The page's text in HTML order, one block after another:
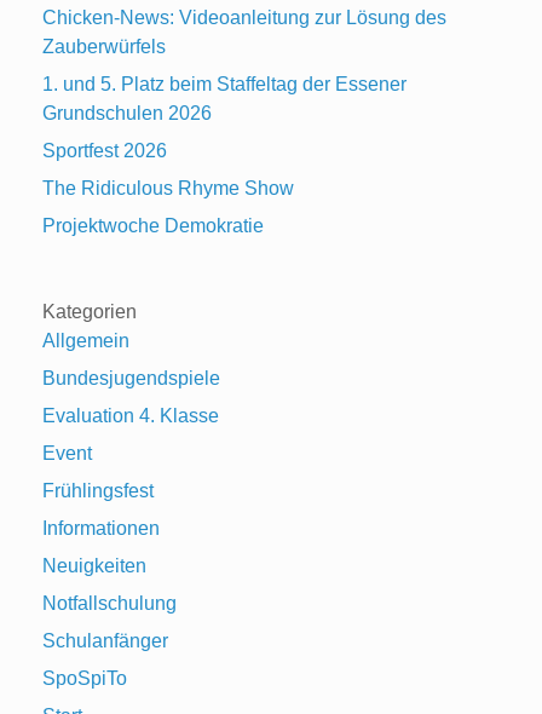
Chicken-News: Videoanleitung zur Lösung des
Zauberwürfels
1. und 5. Platz beim Staffeltag der Essener
Grundschulen 2026
Sportfest 2026
The Ridiculous Rhyme Show
Projektwoche Demokratie
Kategorien
Allgemein
Bundesjugendspiele
Evaluation 4. Klasse
Event
Frühlingsfest
Informationen
Neuigkeiten
Notfallschulung
Schulanfänger
SpoSpiTo